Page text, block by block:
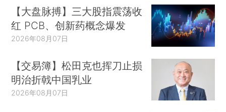
【大盘脉搏】三大股指震荡收
红 PCB、创新药概念爆发
2026年08月07日
【交易簿】松田克也挥刀止损
明治折戟中国乳业
2026年08月07日